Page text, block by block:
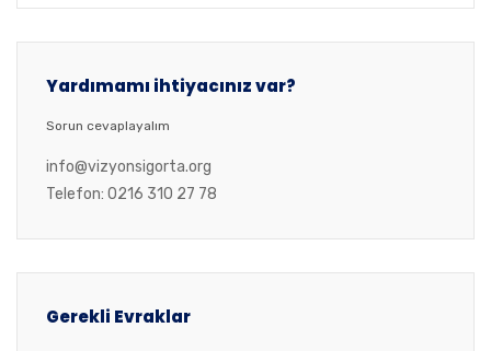
Yardımamı ihtiyacınız var?
Sorun cevaplayalım
info@vizyonsigorta.org
Telefon: 0216 310 27 78
Gerekli Evraklar